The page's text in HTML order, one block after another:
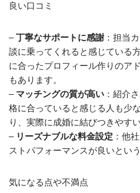
良い口コミ
–丁寧なサポートに感謝 ：担当
談に乗ってくれると感じている
に合ったプロフィール作りのア
もあります。
– マッチングの質が高い ：紹介
格に合っていると感じる人も少
り、実際に成婚に結びつきやす
– リーズナブルな料金設定 ：他
ストパフォーマンスが良いとい
気になる点や不満点